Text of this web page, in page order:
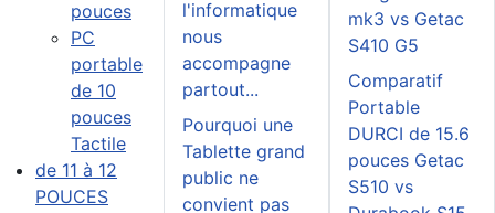
pouces
PC
portable
de 10
pouces
Tactile
de 11 à 12
POUCES
l'informatique
nous
accompagne
partout...
Pourquoi une
Tablette grand
public ne
convient pas
mk3 vs Getac
S410 G5
Comparatif
Portable
DURCI de 15.6
pouces Getac
S510 vs